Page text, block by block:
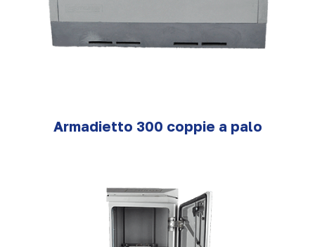
Armadietto 300 coppie a palo